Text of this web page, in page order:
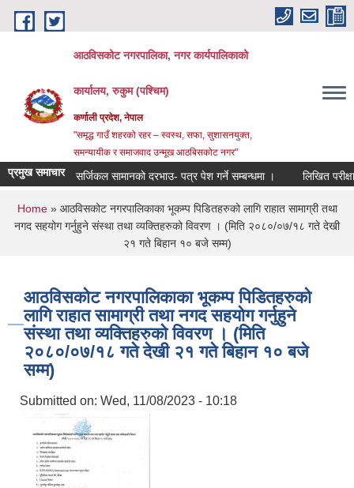
Skip to main content
आठविसकोट नगरपालिका, नगर कार्यपालिकाको
कार्यालय, रुकुम (पश्चिम)
कर्णाली प्रदेश, नेपाल
"समृद्ध गाउँ शहरको रहर – स्वस्थ, सफा, सुशासनयुक्त,
समन्यायीक र समाजवाद उन्मूख आठबिसकोट नगर"
प्रमुख समाचारसर्जिकल सामानको दरभाउ- पत्र पेश गर्ने सम्बन्धमा । लिखित परीक्षाको
You are here
Home» आठविसकोट नगरपालिकाका भूकम्प पिडितहरुको लागि राहात सामाग्री तथा
नगद सहयोग गर्नुहुने संस्था तथा व्यक्तिहरुको विवरण । (मिति २०८०/०७/१८ गते देखी
२१ गते बिहान १० बजे सम्म)
आठविसकोट नगरपालिकाका भूकम्प पिडितहरुको
लागि राहात सामाग्री तथा नगद सहयोग गर्नुहुने
संस्था तथा व्यक्तिहरुको विवरण । (मिति
२०८०/०७/१८ गते देखी २१ गते बिहान १० बजे
सम्म)
Submitted on: Wed, 11/08/2023 - 10:18